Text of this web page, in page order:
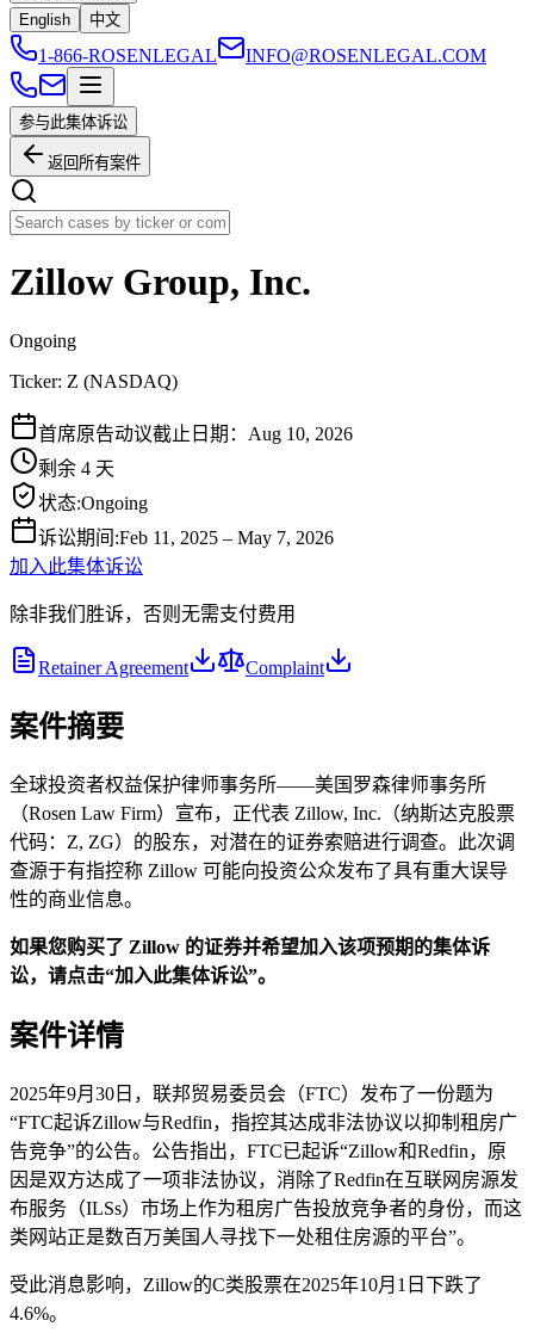
English
中文
1-866-ROSENLEGAL INFO@ROSENLEGAL.COM
参与此集体诉讼
返回所有案件
Zillow Group, Inc.
Ongoing
Ticker: Z (NASDAQ)
首席原告动议截止日期：Aug 10, 2026
剩余 4 天
状态:Ongoing
诉讼期间 :Feb 11, 2025 – May 7, 2026
加入此集体诉讼
除非我们胜诉，否则无需支付费用
Retainer Agreement Complaint
案件摘要
全球投资者权益保护律师事务所——美国罗森律师事务所
（Rosen Law Firm）宣布，正代表 Zillow, Inc.（纳斯达克股票
代码：Z, ZG）的股东，对潜在的证券索赔进行调查。此次调
查源于有指控称 Zillow 可能向投资公众发布了具有重大误导
性的商业信息。
如果您购买了 Zillow 的证券并希望加入该项预期的集体诉
讼，请点击“加入此集体诉讼”。
案件详情
2025年9月30日，联邦贸易委员会（FTC）发布了一份题为
“FTC起诉Zillow与Redfin，指控其达成非法协议以抑制租房广
告竞争”的公告。公告指出，FTC已起诉“Zillow和Redfin，原
因是双方达成了一项非法协议，消除了Redfin在互联网房源发
布服务（ILSs）市场上作为租房广告投放竞争者的身份，而这
类网站正是数百万美国人寻找下一处租住房源的平台”。
受此消息影响，Zillow的C类股票在2025年10月1日下跌了
4.6%。